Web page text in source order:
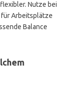
Nutze bei
Arbeitsplätze
Balance